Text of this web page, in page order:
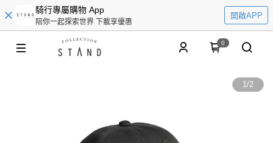
騎行專屬購物 App
陪你一起探索世界 下載享優惠
開啟APP
0
1/2